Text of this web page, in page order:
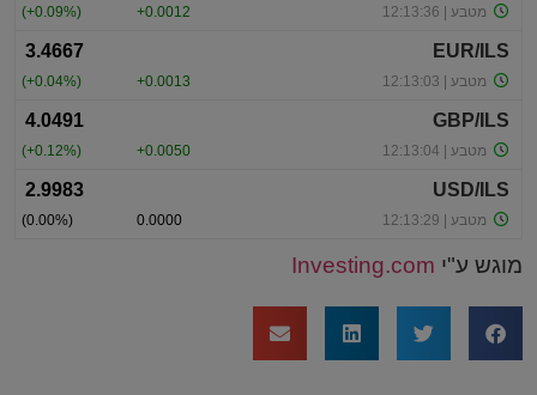
מוגש ע"י Investing.com